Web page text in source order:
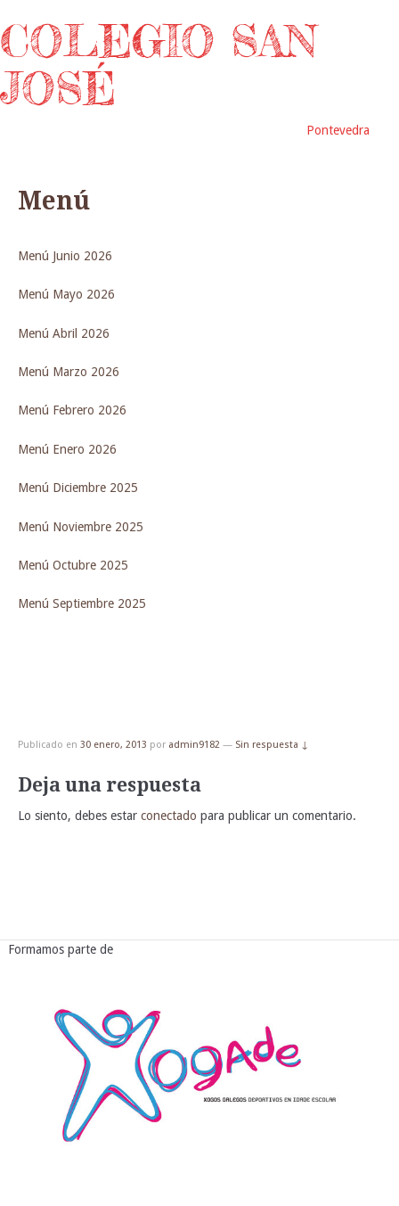
COLEGIO SAN
JOSÉ
Pontevedra
Menú
Menú Junio 2026
Menú Mayo 2026
Menú Abril 2026
Menú Marzo 2026
Menú Febrero 2026
Menú Enero 2026
Menú Diciembre 2025
Menú Noviembre 2025
Menú Octubre 2025
Menú Septiembre 2025
Publicado en 30 enero, 2013 por admin9182 — Sin respuesta ↓
Deja una respuesta
Lo siento, debes estar conectado para publicar un comentario.
Formamos parte de